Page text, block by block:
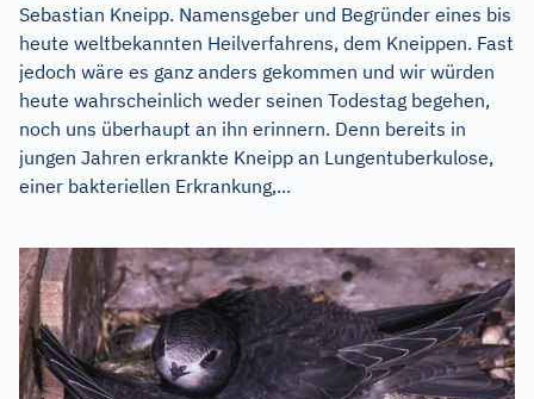
Sebastian Kneipp. Namensgeber und Begründer eines bis
heute weltbekannten Heilverfahrens, dem Kneippen. Fast
jedoch wäre es ganz anders gekommen und wir würden
heute wahrscheinlich weder seinen Todestag begehen,
noch uns überhaupt an ihn erinnern. Denn bereits in
jungen Jahren erkrankte Kneipp an Lungentuberkulose,
einer bakteriellen Erkrankung,...